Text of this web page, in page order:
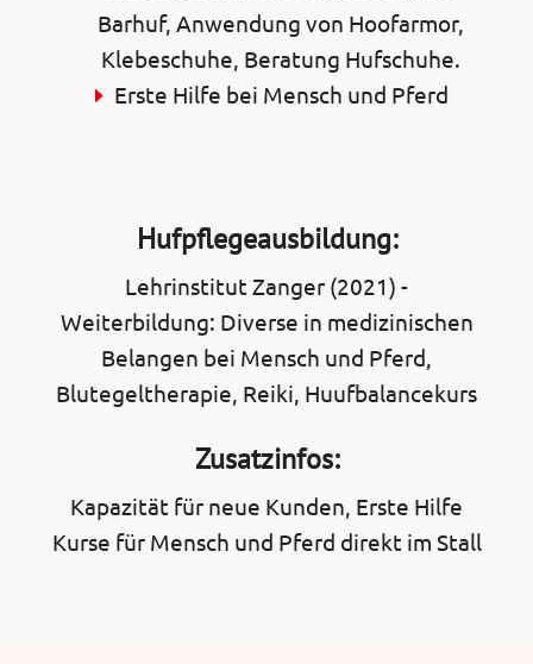
Barhuf, Anwendung von Hoofarmor,
Klebeschuhe, Beratung Hufschuhe.
Erste Hilfe bei Mensch und Pferd
Hufpflegeausbildung:
Lehrinstitut Zanger (2021) -
Weiterbildung: Diverse in medizinischen
Belangen bei Mensch und Pferd,
Blutegeltherapie, Reiki, Huufbalancekurs
Zusatzinfos:
Kapazität für neue Kunden, Erste Hilfe
Kurse für Mensch und Pferd direkt im Stall